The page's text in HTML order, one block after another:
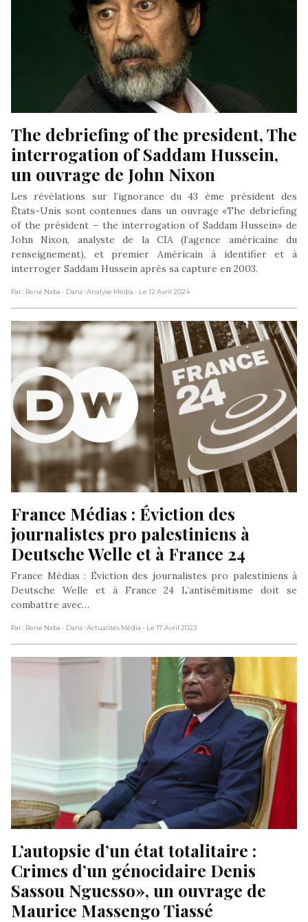
The debriefing of the president, The
interrogation of Saddam Hussein,
un ouvrage de John Nixon
Les révélations sur l’ignorance du 43 ème président des
États-Unis sont contenues dans un ouvrage «The debriefing
of the président – the interrogation of Saddam Hussein» de
John Nixon, analyste de la CIA (l’agence américaine du
renseignement), et premier Américain à identifier et à
interroger Saddam Hussein après sa capture en 2003.
Par : René Naba - Dans : Analyse Média - Le 12 Avril 2024
France Médias : Éviction des
journalistes pro palestiniens à
Deutsche Welle et à France 24
France Médias : Éviction des journalistes pro palestiniens à
Deutsche Welle et à France 24 L’antisémitisme doit se
combattre avec…
Par : René Naba - Dans : Actualités Média - Le 17 Avril 2023
L’autopsie d’un état totalitaire :
Crimes d’un génocidaire Denis
Sassou Nguesso», un ouvrage de
Maurice Massengo Tiassé